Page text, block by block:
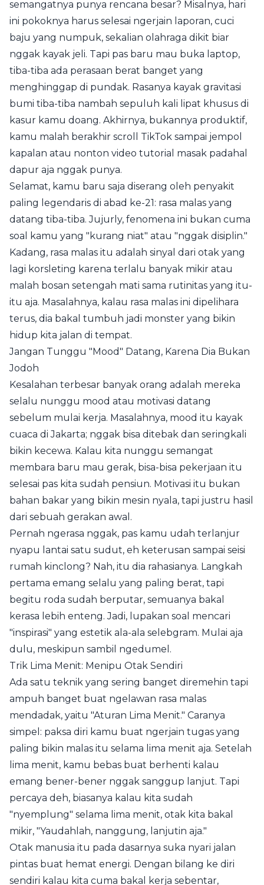
semangatnya punya rencana besar? Misalnya, hari
ini pokoknya harus selesai ngerjain laporan, cuci
baju yang numpuk, sekalian olahraga dikit biar
nggak kayak jeli. Tapi pas baru mau buka laptop,
tiba-tiba ada perasaan berat banget yang
menghinggap di pundak. Rasanya kayak gravitasi
bumi tiba-tiba nambah sepuluh kali lipat khusus di
kasur kamu doang. Akhirnya, bukannya produktif,
kamu malah berakhir scroll TikTok sampai jempol
kapalan atau nonton video tutorial masak padahal
dapur aja nggak punya.
Selamat, kamu baru saja diserang oleh penyakit
paling legendaris di abad ke-21: rasa malas yang
datang tiba-tiba. Jujurly, fenomena ini bukan cuma
soal kamu yang "kurang niat" atau "nggak disiplin."
Kadang, rasa malas itu adalah sinyal dari otak yang
lagi korsleting karena terlalu banyak mikir atau
malah bosan setengah mati sama rutinitas yang itu-
itu aja. Masalahnya, kalau rasa malas ini dipelihara
terus, dia bakal tumbuh jadi monster yang bikin
hidup kita jalan di tempat.
Jangan Tunggu "Mood" Datang, Karena Dia Bukan
Jodoh
Kesalahan terbesar banyak orang adalah mereka
selalu nunggu mood atau motivasi datang
sebelum mulai kerja. Masalahnya, mood itu kayak
cuaca di Jakarta; nggak bisa ditebak dan seringkali
bikin kecewa. Kalau kita nunggu semangat
membara baru mau gerak, bisa-bisa pekerjaan itu
selesai pas kita sudah pensiun. Motivasi itu bukan
bahan bakar yang bikin mesin nyala, tapi justru hasil
dari sebuah gerakan awal.
Pernah ngerasa nggak, pas kamu udah terlanjur
nyapu lantai satu sudut, eh keterusan sampai seisi
rumah kinclong? Nah, itu dia rahasianya. Langkah
pertama emang selalu yang paling berat, tapi
begitu roda sudah berputar, semuanya bakal
kerasa lebih enteng. Jadi, lupakan soal mencari
"inspirasi" yang estetik ala-ala selebgram. Mulai aja
dulu, meskipun sambil ngedumel.
Trik Lima Menit: Menipu Otak Sendiri
Ada satu teknik yang sering banget diremehin tapi
ampuh banget buat ngelawan rasa malas
mendadak, yaitu "Aturan Lima Menit." Caranya
simpel: paksa diri kamu buat ngerjain tugas yang
paling bikin malas itu selama lima menit aja. Setelah
lima menit, kamu bebas buat berhenti kalau
emang bener-bener nggak sanggup lanjut. Tapi
percaya deh, biasanya kalau kita sudah
"nyemplung" selama lima menit, otak kita bakal
mikir, "Yaudahlah, nanggung, lanjutin aja."
Otak manusia itu pada dasarnya suka nyari jalan
pintas buat hemat energi. Dengan bilang ke diri
sendiri kalau kita cuma bakal kerja sebentar,